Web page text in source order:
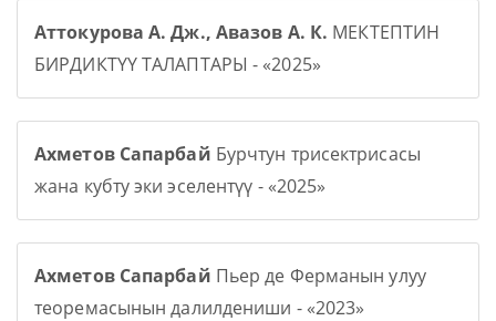
Аттокурова А. Дж., Авазов А. К. МЕКТЕПТИН
БИРДИКТҮҮ ТАЛАПТАРЫ - «2025»
Ахметов Сапарбай Бурчтун трисектрисасы
жана кубту эки эселентүү - «2025»
Ахметов Сапарбай Пьер де Ферманын улуу
теоремасынын далилдениши - «2023»